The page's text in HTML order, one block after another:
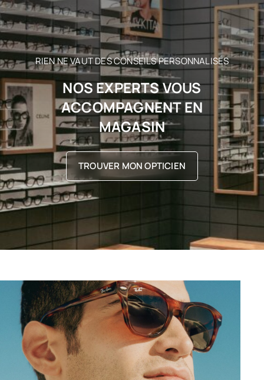
RIEN NE VAUT DES CONSEILS PERSONNALISÉS
NOS EXPERTS VOUS
ACCOMPAGNENT EN
MAGASIN
TROUVER MON OPTICIEN